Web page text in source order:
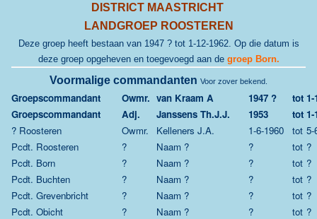
DISTRICT MAASTRICHT
LANDGROEP ROOSTEREN
Deze groep heeft bestaan van 1947 ? tot 1-12-1962. Op die datum is
deze groep opgeheven en toegevoegd aan de groep Born.
Voormalige commandanten Voor zover bekend.
Groepscommandant Owmr. van Kraam A 1947 ? tot 1-
Groepscommandant
Adj. Janssens Th.J.J. 1953 tot
? Roosteren
Owmr. Kelleners J.A. 1-6-1960 tot 5-
Pcdt. Roosteren
? Naam ? ? tot ?
Pcdt. Born
? Naam ? ? tot ?
Pcdt. Buchten
? Naam ? ? tot ?
Pcdt. Grevenbricht
? Naam ? ? tot ?
Pcdt. Obicht
? Naam ? ? tot ?